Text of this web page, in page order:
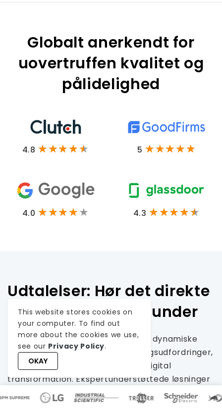
Globalt anerkendt for
uovertruffen kvalitet og
pålidelighed
4.8 5
4.0 4.3
Udtalelser: Hør det direkte
fra vores globale kunder
Vores udviklingsprocesser leverer dynamiske
løsninger til at håndtere forretningsudfordringer,
optimere omkostninger og drive digital
transformation. Ekspertunderstøttede løsninger
forbedrer kundeloyaliteten og den digitale
tilstedeværelse, og dokumenterede
This website stores cookies on
your computer. To find out
more about the cookies we use,
see our Privacy Policy.
OKAY